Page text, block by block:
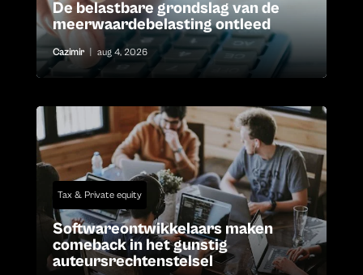
De belastbare grondslag van de
meerwaardebelasting ontleed
Cazimir aug 4, 2026
Tax & Private equity
Softwareontwikkelaars maken
comeback in het gunstig
auteursrechtenstelsel